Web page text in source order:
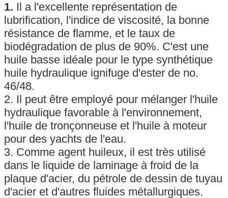
1. Il a l'excellente représentation de
lubrification, l'indice de viscosité, la bonne
résistance de flamme, et le taux de
biodégradation de plus de 90%. C'est une
huile basse idéale pour le type synthétique
huile hydraulique ignifuge d'ester de no.
46/48.
2. Il peut être employé pour mélanger l'huile
hydraulique favorable à l'environnement,
l'huile de tronçonneuse et l'huile à moteur
pour des yachts de l'eau.
3. Comme agent huileux, il est très utilisé
dans le liquide de laminage à froid de la
plaque d'acier, du pétrole de dessin de tuyau
d'acier et d'autres fluides métallurgiques.